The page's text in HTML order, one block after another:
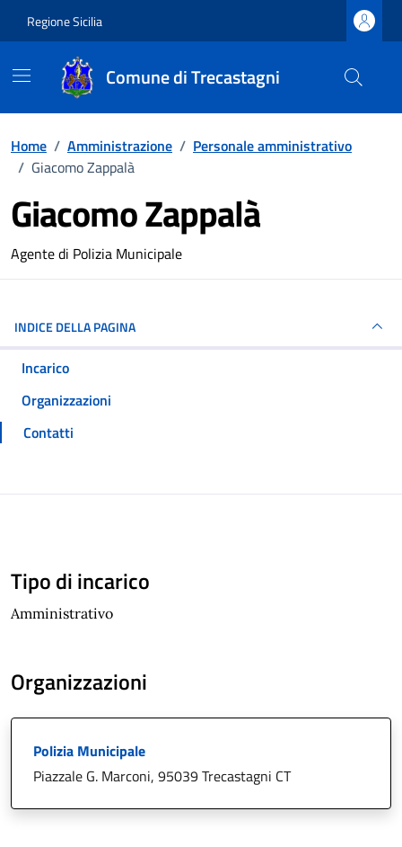
Regione Sicilia
Comune di Trecastagni
Home / Amministrazione / Personale amministrativo
/ Giacomo Zappalà
Giacomo Zappalà
Dettagli della persona
Agente di Polizia Municipale
INDICE DELLA PAGINA
Incarico
Organizzazioni
Contatti
Tipo di incarico
Amministrativo
Organizzazioni
Polizia Municipale
Piazzale G. Marconi, 95039 Trecastagni CT